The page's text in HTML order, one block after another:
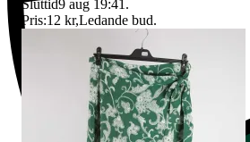
Sluttid9 aug 19:41 .
Pris:12 kr,Ledande bud.